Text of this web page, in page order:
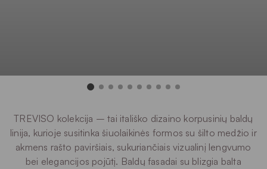
TREVISO kolekcija – tai itališko dizaino korpusinių baldų
linija, kurioje susitinka šiuolaikinės formos su šilto medžio ir
akmens rašto paviršiais, sukuriančiais vizualinį lengvumo
bei elegancijos pojūtį. Baldų fasadai su blizgia balta